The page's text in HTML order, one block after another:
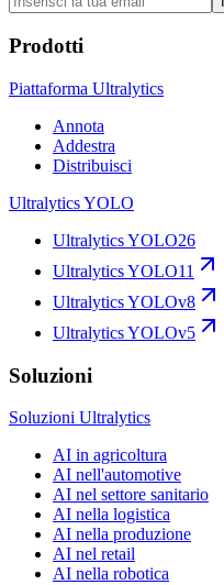
Prodotti
Piattaforma Ultralytics
Annota
Addestra
Distribuisci
Ultralytics YOLO
Ultralytics YOLO26
Ultralytics YOLO11
Ultralytics YOLOv8
Ultralytics YOLOv5
Soluzioni
Soluzioni Ultralytics
AI in agricoltura
AI nell'automotive
AI nel settore sanitario
AI nella logistica
AI nella produzione
AI nel retail
AI nella robotica